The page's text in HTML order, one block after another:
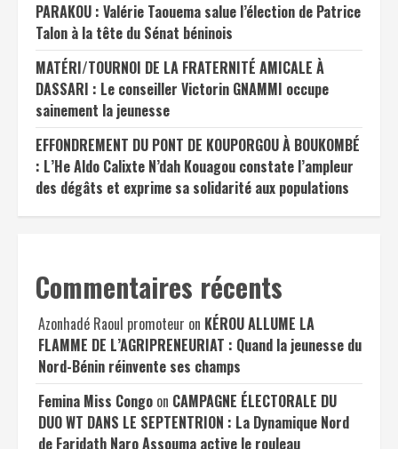
PARAKOU : Valérie Taouema salue l’élection de Patrice
Talon à la tête du Sénat béninois
MATÉRI/TOURNOI DE LA FRATERNITÉ AMICALE À
DASSARI : Le conseiller Victorin GNAMMI occupe
sainement la jeunesse
EFFONDREMENT DU PONT DE KOUPORGOU À BOUKOMBÉ
: L’He Aldo Calixte N’dah Kouagou constate l’ampleur
des dégâts et exprime sa solidarité aux populations
Commentaires récents
Azonhadé Raoul promoteur on KÉROU ALLUME LA
FLAMME DE L’AGRIPRENEURIAT : Quand la jeunesse du
Nord-Bénin réinvente ses champs
Femina Miss Congo on CAMPAGNE ÉLECTORALE DU
DUO WT DANS LE SEPTENTRION : La Dynamique Nord
de Faridath Naro Assouma active le rouleau